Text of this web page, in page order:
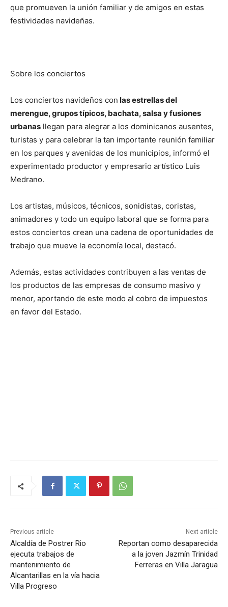
que promueven la unión familiar y de amigos en estas
festividades navideñas.
Sobre los conciertos
Los conciertos navideños con las estrellas del
merengue, grupos típicos, bachata, salsa y fusiones
urbanas llegan para alegrar a los dominicanos ausentes,
turistas y para celebrar la tan importante reunión familiar
en los parques y avenidas de los municipios, informó el
experimentado productor y empresario artístico Luis
Medrano.
Los artistas, músicos, técnicos, sonidistas, coristas,
animadores y todo un equipo laboral que se forma para
estos conciertos crean una cadena de oportunidades de
trabajo que mueve la economía local, destacó.
Además, estas actividades contribuyen a las ventas de
los productos de las empresas de consumo masivo y
menor, aportando de este modo al cobro de impuestos
en favor del Estado.
Previous article
Alcaldía de Postrer Rio
ejecuta trabajos de
mantenimiento de
Alcantarillas en la vía hacia
Villa Progreso
Next article
Reportan como desaparecida
a la joven Jazmín Trinidad
Ferreras en Villa Jaragua